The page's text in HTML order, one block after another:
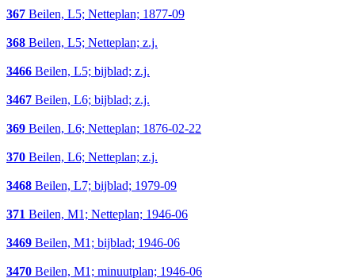
367 Beilen, L5; Netteplan; 1877-09
368 Beilen, L5; Netteplan; z.j.
3466 Beilen, L5; bijblad; z.j.
3467 Beilen, L6; bijblad; z.j.
369 Beilen, L6; Netteplan; 1876-02-22
370 Beilen, L6; Netteplan; z.j.
3468 Beilen, L7; bijblad; 1979-09
371 Beilen, M1; Netteplan; 1946-06
3469 Beilen, M1; bijblad; 1946-06
3470 Beilen, M1; minuutplan; 1946-06